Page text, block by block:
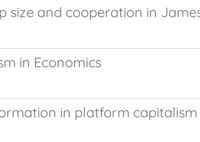
and cooperation in
in Economics
in platform capitalism